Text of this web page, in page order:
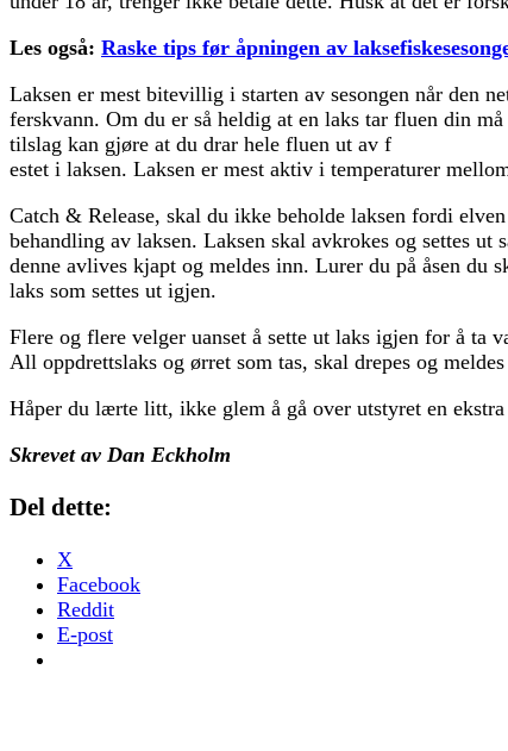
Les også: Raske tips før åpningen av
Laksen er mest bitevillig i starten av sesongen når den
ferskvann. Om du er så heldig at en laks tar fluen din
tilslag kan gjøre at du drar hele fluen ut av f
estet i laksen. Laksen er mest aktiv i temperaturer
Catch & Release, skal du ikke beholde laksen fordi
behandling av laksen. Laksen skal avkrokes og settes
denne avlives kjapt og meldes inn. Lurer du på åsen du
laks som settes ut igjen.
Flere og flere velger uanset å sette ut laks igjen for å ta
All oppdrettslaks og ørret som tas, skal drepes og
Håper du lærte litt, ikke glem å gå over utstyret en
Skrevet av Dan Eckholm
Del dette:
X
Facebook
Reddit
E-post